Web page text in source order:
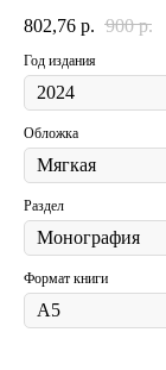
802,76 р. 900 р.
Год издания
Обложка
Раздел
Формат книги